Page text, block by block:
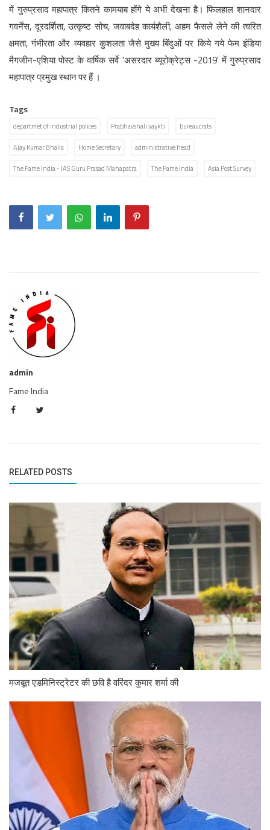
में गुरुप्रसाद महापात्र कितने कामयाब होंगे ये अभी देखना है। फिलहाल शानदार
गवर्नेंस, दूरदर्शिता, उत्कृष्ट सोच, जवाबदेह कार्यशैली, अहम फैसले लेने की त्वरित
क्षमता, गंभीरता और व्यवहार कुशलता जैसे मुख्य बिंदुओं पर किये गये फेम इंडिया
मैगजीन-एशिया पोस्ट के वार्षिक सर्वे 'असरदार ब्यूरोक्रेट्स -2019' में गुरुप्रसाद
महापात्र प्रमुख स्थान पर हैं ।
Tags
departmet of industrial polices Prabhavshali vaykti bureaucrats
Ajay Kumar Bhalla Home Secretary administrative head
The Fame India - IAS Guru Prasad Mahapatra The Fame India Asia Post Survey
admin
Fame India
RELATED POSTS
मजबूत एडमिनिस्ट्रेटर की छवि है वरिंदर कुमार शर्मा की